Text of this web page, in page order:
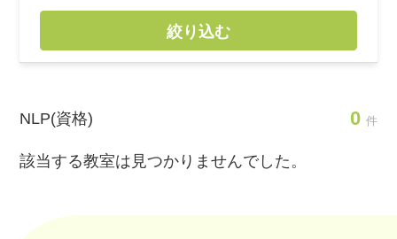
絞り込む
NLP(資格) 0 件
該当する教室は見つかりませんでした。